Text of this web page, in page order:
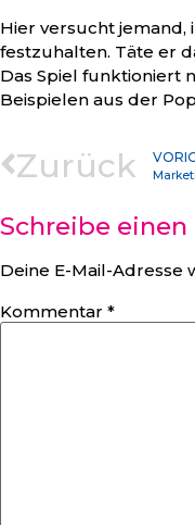
Hier versucht jemand,
festzuhalten. Täte er
Das Spiel funktioniert
Beispielen aus der
Zurück
Schreibe
Deine E-Mail-Adresse
Kommentar *